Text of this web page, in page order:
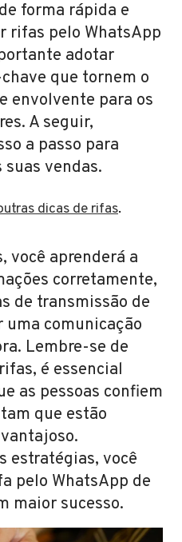
forma rápida e
rifas pelo WhatsApp
adotar
que tornem o
envolvente para os
A seguir,
a passo para
vendas.
dicas de rifas.
você aprenderá a
corretamente,
de transmissão de
uma comunicação
Lembre-se de
é essencial
as pessoas confiem
que estão
estratégias, você
pelo WhatsApp de
maior sucesso.